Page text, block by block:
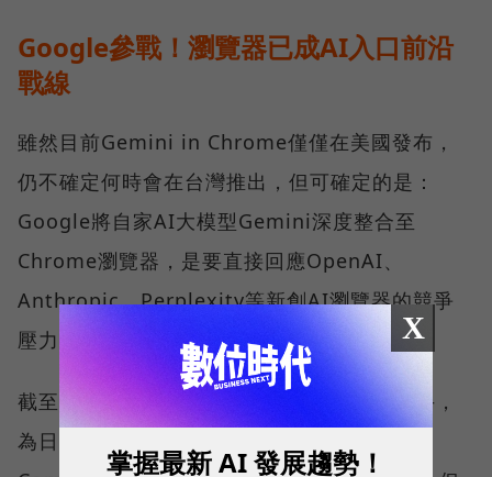
Google參戰！瀏覽器已成AI入口前沿
戰線
雖然目前Gemini in Chrome僅僅在美國發布，
仍不確定何時會在台灣推出，但可確定的是：
Google將自家AI大模型Gemini深度整合至
Chrome瀏覽器，是要直接回應OpenAI、
Anthropic、Perplexity等新創AI瀏覽器的競爭
壓力。
截至目前，在AI瀏覽器戰場中相對領先的對手，
為日前被Atlassian併購的The Browser
X
掌握最新 AI 發展趨勢！